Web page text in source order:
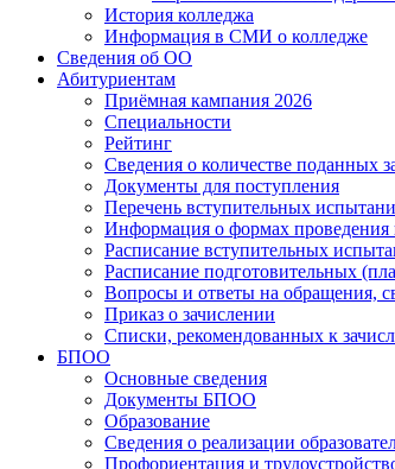
История колледжа
Информация в СМИ о колледже
Сведения об ОО
Абитуриентам
Приёмная кампания 2026
Специальности
Рейтинг
Сведения о количестве поданных
Документы для поступления
Перечень вступительных
Информация о формах проведения
Расписание вступительных
Расписание подготовительных
Вопросы и ответы на обращения,
Приказ о зачислении
Списки, рекомендованных к
БПОО
Основные сведения
Документы БПОО
Образование
Сведения о реализации
Профориентация и